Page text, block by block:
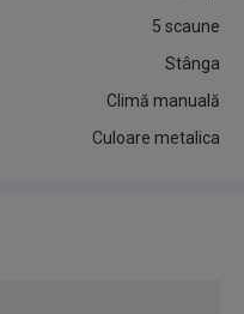
5 scaune
Stânga
Climă manuală
Culoare metalica